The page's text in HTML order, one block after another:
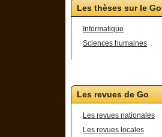
Les thèses sur le Go
Informatique
Sciences humaines
Les revues de Go
Les revues nationales
Les revues locales